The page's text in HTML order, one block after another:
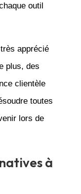
outil
apprécié
plus, des
clientèle
toutes
lors de
à